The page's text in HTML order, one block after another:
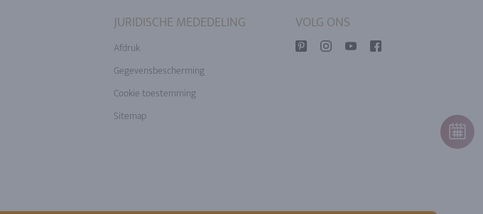
JURIDISCHE MEDEDELING
Afdruk
Gegevensbescherming
Cookie toestemming
Sitemap
VOLG ONS